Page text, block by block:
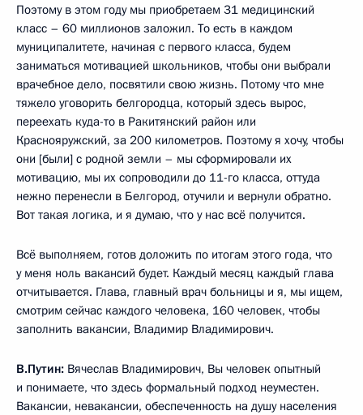
Поэтому в этом году мы приобретаем 31 медицинский
класс – 60 миллионов заложил. То есть в каждом
муниципалитете, начиная с первого класса, будем
заниматься мотивацией школьников, чтобы они выбрали
врачебное дело, посвятили свою жизнь. Потому что мне
тяжело уговорить белгородца, который здесь вырос,
переехать куда-то в Ракитянский район или
Краснояружский, за 200 километров. Поэтому я хочу, чтобы
они [были] с родной земли – мы сформировали их
мотивацию, мы их сопроводили до 11-го класса, оттуда
нежно перенесли в Белгород, отучили и вернули обратно.
Вот такая логика, и я думаю, что у нас всё получится.
Всё выполняем, готов доложить по итогам этого года, что
у меня ноль вакансий будет. Каждый месяц каждый глава
отчитывается. Глава, главный врач больницы и я, мы ищем,
смотрим сейчас каждого человека, 160 человек, чтобы
заполнить вакансии, Владимир Владимирович.
В.Путин: Вячеслав Владимирович, Вы человек опытный
и понимаете, что здесь формальный подход неуместен.
Вакансии, невакансии, обеспеченность на душу населения